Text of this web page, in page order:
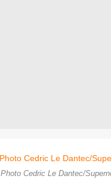
Photo Cedric Le Dantec/